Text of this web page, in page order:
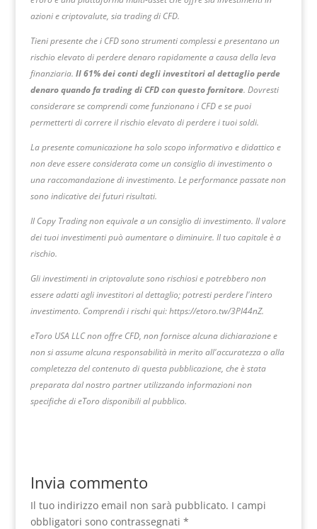
azioni e criptovalute, sia trading di CFD.
Tieni presente che i CFD sono strumenti complessi e presentano un
rischio elevato di perdere denaro rapidamente a causa della leva
finanziaria. Il 61% dei conti degli investitori al dettaglio perde
denaro quando fa trading di CFD con questo fornitore. Dovresti
considerare se comprendi come funzionano i CFD e se puoi
permetterti di correre il rischio elevato di perdere i tuoi soldi.
La presente comunicazione ha solo scopo informativo e didattico e
non deve essere considerata come un consiglio di investimento o
una raccomandazione di investimento. Le performance passate non
sono indicative dei futuri risultati.
Il Copy Trading non equivale a un consiglio di investimento. Il valore
dei tuoi investimenti può aumentare o diminuire. Il tuo capitale è a
rischio.
Gli investimenti in criptovalute sono rischiosi e potrebbero non
essere adatti agli investitori al dettaglio; potresti perdere l'intero
investimento. Comprendi i rischi qui: https://etoro.tw/3PI44nZ.
eToro USA LLC non offre CFD, non fornisce alcuna dichiarazione e
non si assume alcuna responsabilità in merito all'accuratezza o alla
completezza del contenuto di questa pubblicazione, che è stata
preparata dal nostro partner utilizzando informazioni non
specifiche di eToro disponibili al pubblico.
Invia commento
Il tuo indirizzo email non sarà pubblicato. I campi
obbligatori sono contrassegnati *